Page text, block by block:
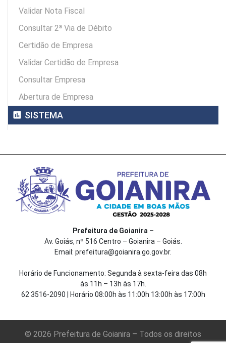
Validar Nota Fiscal
Consultar 2ª Via de Débito
Certidão de Empresa
Validar Certidão de Empresa
Consultar Empresa
Abertura de Empresa
assessment SISTEMA
Prefeitura de Goianira –
Av. Goiás, nº 516 Centro – Goianira – Goiás.
Email: prefeitura@goianira.go.gov.br.
Horário de Funcionamento: Segunda à sexta-feira das 08h
às 11h – 13h às 17h.
62 3516-2090 | Horário 08:00h às 11:00h 13:00h às 17:00h
© 2026 Prefeitura de Goianira – Todos os direitos